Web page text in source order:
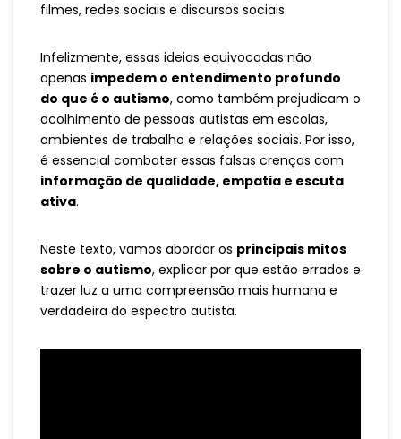
filmes, redes sociais e discursos sociais.
Infelizmente, essas ideias equivocadas não
apenas impedem o entendimento profundo
do que é o autismo, como também prejudicam o
acolhimento de pessoas autistas em escolas,
ambientes de trabalho e relações sociais. Por isso,
é essencial combater essas falsas crenças com
informação de qualidade, empatia e escuta
ativa.
Neste texto, vamos abordar os principais mitos
sobre o autismo, explicar por que estão errados e
trazer luz a uma compreensão mais humana e
verdadeira do espectro autista.